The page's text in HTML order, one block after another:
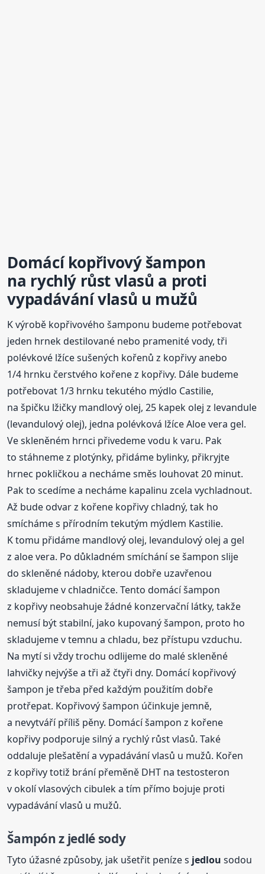
Domácí kopřivový šampon
na rychlý růst vlasů a proti
vypadávání vlasů u mužů
K výrobě kopřivového šamponu budeme potřebovat
jeden hrnek destilované nebo pramenité vody, tři
polévkové lžíce sušených kořenů z kopřivy anebo
1/4 hrnku čerstvého kořene z kopřivy. Dále budeme
potřebovat 1/3 hrnku tekutého mýdlo Castilie,
na špičku lžičky mandlový olej, 25 kapek olej z levandule
(levandulový olej), jedna polévková lžíce Aloe vera gel.
Ve skleněném hrnci přivedeme vodu k varu. Pak
to stáhneme z plotýnky, přidáme bylinky, přikryjte
hrnec pokličkou a necháme směs louhovat 20 minut.
Pak to scedíme a necháme kapalinu zcela vychladnout.
Až bude odvar z kořene kopřivy chladný, tak ho
smícháme s přírodním tekutým mýdlem Kastilie.
K tomu přidáme mandlový olej, levandulový olej a gel
z aloe vera. Po důkladném smíchání se šampon slije
do skleněné nádoby, kterou dobře uzavřenou
skladujeme v chladničce. Tento domácí šampon
z kopřivy neobsahuje žádné konzervační látky, takže
nemusí být stabilní, jako kupovaný šampon, proto ho
skladujeme v temnu a chladu, bez přístupu vzduchu.
Na mytí si vždy trochu odlijeme do malé skleněné
lahvičky nejvýše a tři až čtyři dny. Domácí kopřivový
šampon je třeba před každým použitím dobře
protřepat. Kopřivový šampon účinkuje jemně,
a nevytváří příliš pěny. Domácí šampon z kořene
kopřivy podporuje silný a rychlý růst vlasů. Také
oddaluje plešatění a vypadávání vlasů u mužů. Kořen
z kopřivy totiž brání přeměně DHT na testosteron
v okolí vlasových cibulek a tím přímo bojuje proti
vypadávání vlasů u mužů.
Šampón z jedlé sody
Tyto úžasné způsoby, jak ušetřit peníze s jedlou sodou